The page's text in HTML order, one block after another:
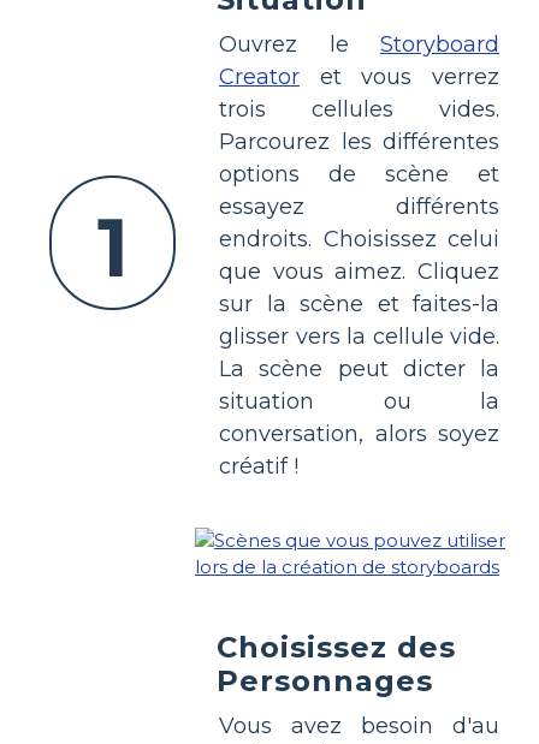
1
Ouvrez le Storyboard
Creator et vous verrez
trois cellules vides.
Parcourez les différentes
options de scène et
essayez différents
endroits. Choisissez celui
que vous aimez. Cliquez
sur la scène et faites-la
glisser vers la cellule vide.
La scène peut dicter la
situation ou la
conversation, alors soyez
créatif !
Choisissez des
Personnages
Vous avez besoin d'au